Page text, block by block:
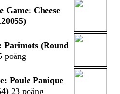
Game: Cheese
Parimots (Round
poäng
Poule Panique
23 poäng